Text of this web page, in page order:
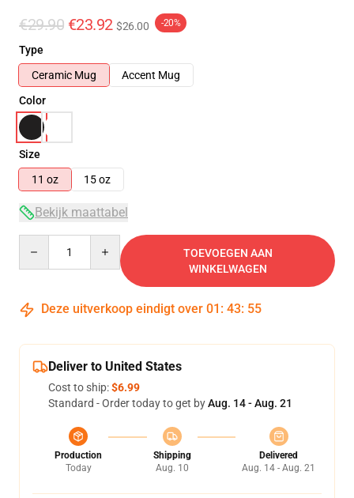
€29.90 €23.92 $26.00 -20%
Type
Ceramic Mug
Accent Mug
Color
Size
11 oz
15 oz
Bekijk maattabel
TOEVOEGEN AAN
WINKELWAGEN
Deze uitverkoop eindigt over 01 : 43: 54
Deliver to United States
Cost to ship:$6.99
Standard - Order today to get byAug. 14 - Aug. 21
Production
Today
Shipping
Aug. 10
Delivered
Aug. 14 - Aug. 21